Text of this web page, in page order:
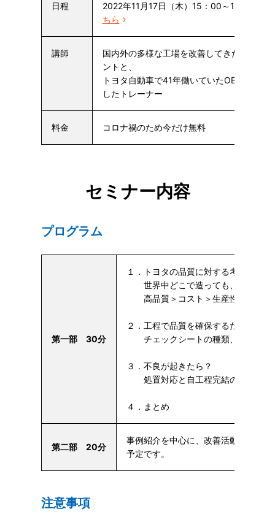
日程 2022年11月17日（木）15：00～16：15
ちら
講師
国内外の多様な工場を改善してきた現場改
ントと、
トヨタ自動車で41年働いていたOBでTPSの
したトレーナー
料金 コロナ禍のため今だけ無料
セミナー内容
プログラム
第一部 30分
１．トヨタの品質に対する考え方
世界中どこで造っても、同じ高品
高品質＞コスト＞生産性
２．工程で品質を確保するために
チェックシートの種類、目的、事
３．不良が起きたら？
処置対応と自工程完結の考え方
４．まとめ
第二部 20分
事例紹介を中心に、改善活動の進め
予定です。
注意事項